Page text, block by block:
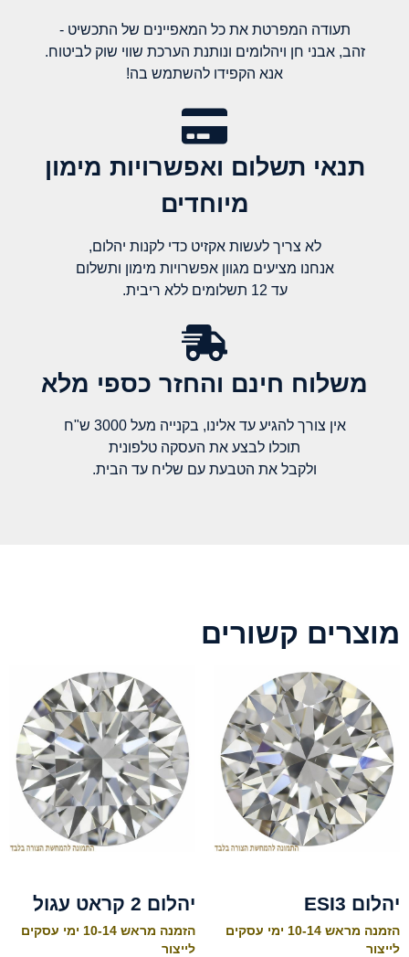
תעודה המפרטת את כל המאפיינים של התכשיט -
זהב, אבני חן ויהלומים ונותנת הערכת שווי שוק לביטוח.
אנא הקפידו להשתמש בה!
תנאי תשלום ואפשרויות מימון
מיוחדים
לא צריך לעשות אקזיט כדי לקנות יהלום,
אנחנו מציעים מגוון אפשרויות מימון ותשלום
עד 12 תשלומים ללא ריבית.
משלוח חינם והחזר כספי מלא​
אין צורך להגיע עד אלינו, בקנייה מעל 3000 ש"ח
תוכלו לבצע את העסקה טלפונית
ולקבל את הטבעת עם שליח עד הבית.
מוצרים קשורים
יהלום ESI3
הזמנה מראש 10-14 ימי עסקים
לייצור
יהלום 2 קראט עגול
הזמנה מראש 10-14 ימי עסקים
לייצור